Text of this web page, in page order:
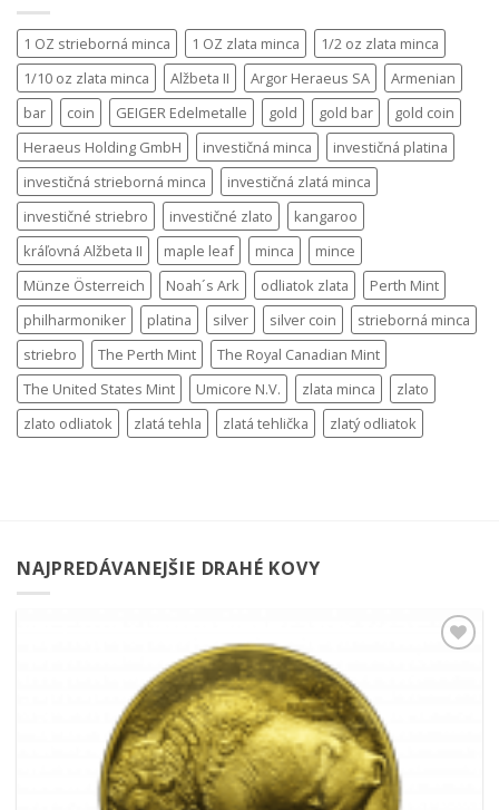
1 OZ strieborná minca 1 OZ zlata minca
1/2 oz zlata minca
1/10 oz zlata minca
Alžbeta II Argor Heraeus SA
Armenian
bar
coin GEIGER Edelmetalle gold gold bar
gold coin
Heraeus Holding GmbH
investičná minca
investičná platina
investičná strieborná minca
investičná zlatá minca
investičné striebro
investičné zlato
kangaroo
kráľovná Alžbeta II
maple leaf minca
mince
Münze Österreich
Noah´s Ark odliatok zlata
Perth Mint
philharmoniker
platina silver silver coin
strieborná minca
striebro
The Perth Mint
The Royal Canadian Mint
The United States Mint
Umicore N.V. zlata minca
zlato
zlato odliatok
zlatá tehla zlatá tehlička zlatý odliatok
NAJPREDÁVANEJŠIE DRAHÉ KOVY